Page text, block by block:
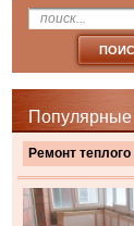
Популярные
Ремонт